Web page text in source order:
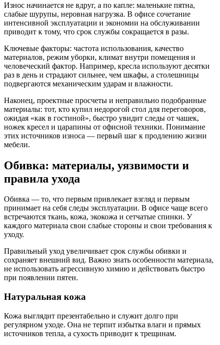
Износ начинается не вдруг, а по капле: маленькие пятна,
слабые шурупы, неровная нагрузка. В офисе сочетание
интенсивной эксплуатации и экономии на обслуживании
приводит к тому, что срок службы сокращается в разы.
Ключевые факторы: частота использования, качество
материалов, режим уборки, климат внутри помещения и
человеческий фактор. Например, кресла используют десятки
раз в день и страдают сильнее, чем шкафы, а столешницы
подвергаются механическим ударам и влажности.
Наконец, проектные просчеты и неправильно подобранные
материалы: тот, кто купил недорогой стол для переговоров,
ожидая «как в гостиной», быстро увидит следы от чашек,
ножек кресел и царапины от офисной техники. Понимание
этих источников износа — первый шаг к продлению жизни
мебели.
Обивка: материалы, уязвимости и
правила ухода
Обивка — то, что первым привлекает взгляд и первым
принимает на себя следы эксплуатации. В офисе чаще всего
встречаются ткань, кожа, экокожа и сетчатые спинки. У
каждого материала свои слабые стороны и свои требования к
уходу.
Правильный уход увеличивает срок службы обивки и
сохраняет внешний вид. Важно знать особенности материала,
не использовать агрессивную химию и действовать быстро
при появлении пятен.
Натуральная кожа
Кожа выглядит презентабельно и служит долго при
регулярном уходе. Она не терпит избытка влаги и прямых
источников тепла, а сухость приводит к трещинам.